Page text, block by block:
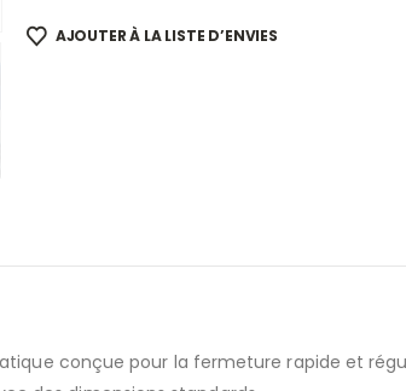
AJOUTER À LA LISTE D’ENVIES
conçue pour la fermeture rapide et